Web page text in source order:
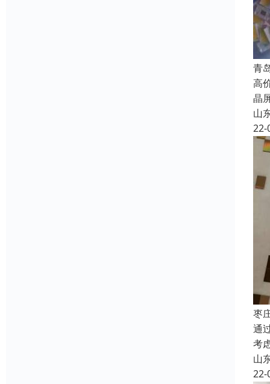
青
高
晶
山
22-
枣
通
考
山
22-